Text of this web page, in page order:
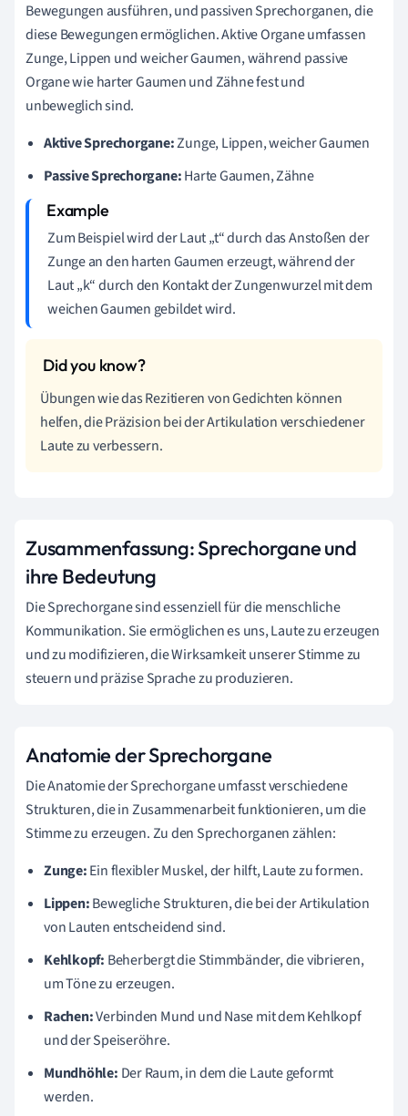
Bewegungen ausführen, und passiven Sprechorganen, die
diese Bewegungen ermöglichen. Aktive Organe umfassen
Zunge, Lippen und weicher Gaumen, während passive
Organe wie harter Gaumen und Zähne fest und
unbeweglich sind.
Aktive Sprechorgane:Zunge, Lippen, weicher Gaumen
Passive Sprechorgane:Harte Gaumen, Zähne
Zum Beispiel wird der Laut „t“ durch das Anstoßen der
Zunge an den harten Gaumen erzeugt, während der
Laut „k“ durch den Kontakt der Zungenwurzel mit dem
weichen Gaumen gebildet wird.
Übungen wie das Rezitieren von Gedichten können
helfen, die Präzision bei der Artikulation verschiedener
Laute zu verbessern.
Zusammenfassung: Sprechorgane und
ihre Bedeutung
Die Sprechorgane sind essenziell für die menschliche
Kommunikation. Sie ermöglichen es uns, Laute zu erzeugen
und zu modifizieren, die Wirksamkeit unserer Stimme zu
steuern und präzise Sprache zu produzieren.
Anatomie der Sprechorgane
Die Anatomie der Sprechorgane umfasst verschiedene
Strukturen, die in Zusammenarbeit funktionieren, um die
Stimme zu erzeugen. Zu den Sprechorganen zählen:
Zunge:Ein flexibler Muskel, der hilft, Laute zu formen.
Lippen:Bewegliche Strukturen, die bei der Artikulation
von Lauten entscheidend sind.
Kehlkopf: Beherbergt die Stimmbänder, die vibrieren,
um Töne zu erzeugen.
Rachen:Verbinden Mund und Nase mit dem Kehlkopf
und der Speiseröhre.
Mundhöhle: Der Raum, in dem die Laute geformt
werden.